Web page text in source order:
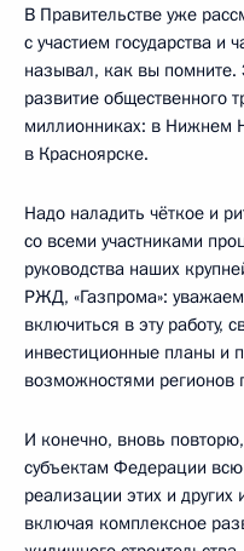
В Правительстве уже
с участием государства и
называл, как вы
развитие общественного
миллионниках: в Нижнем
в Красноярске.
Надо наладить чёткое и
со всеми участниками
руководства наших
РЖД, «Газпрома»:
включиться в эту работу,
инвестиционные планы и
возможностями регионов
И конечно, вновь
субъектам Федерации
реализации этих и других
включая комплексное